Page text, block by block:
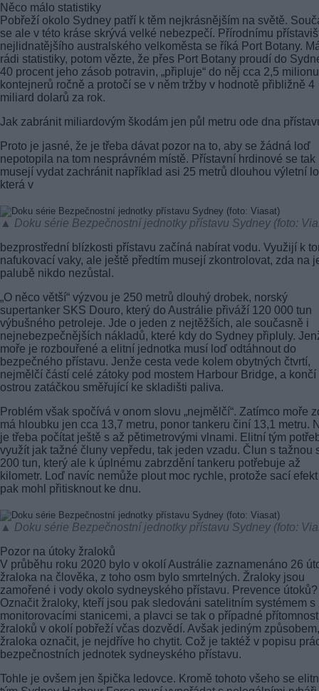
Něco málo statistiky
Pobřeží okolo Sydney patří k těm nejkrásnějším na světě.
se ale v této kráse skrývá velké nebezpečí. Přírodnímu
nejlidnatějšího australského velkoměsta se říká Port Botany.
rádi statistiky, potom vězte, že přes Port Botany proudí do
40 procent jeho zásob potravin, „připluje“ do něj cca 2,5 milionu
kontejnerů ročně a protočí se v něm tržby v hodnotě přibližně 4
miliard dolarů za rok.
Jak zabránit miliardovým škodám jen půl metru ode dna
Proto je jasné, že je třeba dávat pozor na to, aby se žádná loď
nepotopila na tom nesprávném místě. Přístavní hrdinové se tak
musejí vydat zachránit například asi 25 metrů dlouhou výletní
která v
▲ Doku série Bezpečnostní jednotky přístavu Sydney (foto:
bezprostřední blízkosti přístavu začíná nabírat vodu. Využijí k
nafukovací vaky, ale ještě předtím musejí zkontrolovat, zda na
palubě nikdo nezůstal.
„O něco větší“ výzvou je 250 metrů dlouhý drobek, norský
supertanker SKS Douro, který do Austrálie přiváží 120 000 tun
výbušného petroleje. Jde o jeden z nejtěžších, ale současně i
nejnebezpečnějších nákladů, které kdy do Sydney připluly.
moře je rozbouřené a elitní jednotka musí loď odtáhnout do
bezpečného přístavu. Jenže cesta vede kolem obytných čtvrtí,
nejmělčí částí celé zátoky pod mostem Harbour Bridge, a končí
ostrou zatáčkou směřující ke skladišti paliva.
Problém však spočívá v onom slovu „nejmělčí“. Zatímco moře
má hloubku jen cca 13,7 metru, ponor tankeru činí 13,1 metru.
je třeba počítat ještě s až pětimetrovými vlnami. Elitní tým
využít jak tažné čluny vepředu, tak jeden vzadu. Člun s tažnou
200 tun, který ale k úplnému zabrzdění tankeru potřebuje až
kilometr. Loď navíc nemůže plout moc rychle, protože sací
pak mohl přitisknout ke dnu.
▲ Doku série Bezpečnostní jednotky přístavu Sydney (foto:
Pozor na útoky žraloků
V průběhu roku 2020 bylo v okolí Austrálie zaznamenáno 26
žraloka na člověka, z toho osm bylo smrtelných. Žraloky jsou
zamořené i vody okolo sydneyského přístavu. Prevence útoků?
Označit žraloky, kteří jsou pak sledováni satelitním systémem s
monitorovacími stanicemi, a plavci se tak o případné
žraloků v okolí pobřeží včas dozvědí. Avšak jediným
žraloka označit, je nejdříve ho chytit. Což je taktéž v popisu
bezpečnostních jednotek sydneyského přístavu.
Tohle je ovšem jen špička ledovce. Kromě tohoto všeho se